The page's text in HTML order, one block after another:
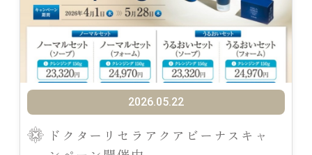
2026.05.22
ドクターリセラアクアビーナスキャ